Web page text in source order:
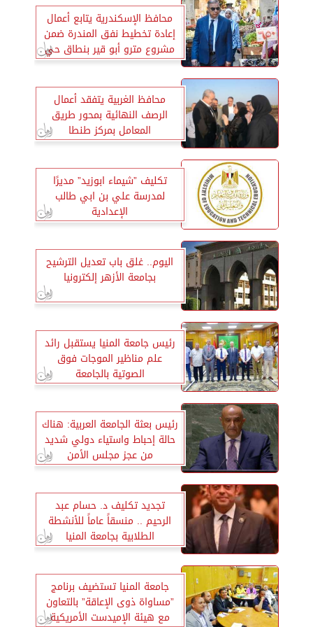
محافظ الإسكندرية يتابع أعمال
إعادة تخطيط نفق المندرة ضمن
مشروع مترو أبو قير بنطاق حي
منتزه ثان
محافظ الغربية يتفقد أعمال
الرصف النهائية بمحور طريق
المعامل بمركز طنطا
تكليف ”شيماء ابوزيد” مديرًا
لمدرسة علي بن ابي طالب
الإعدادية
اليوم.. غلق باب تعديل الترشيح
بجامعة الأزهر إلكترونيا
رئيس جامعة المنيا يستقبل رائد
علم مناظير الموجات فوق
الصوتية بالجامعة
رئيس بعثة الجامعة العربية: هناك
حالة إحباط واستياء دولي شديد
من عجز مجلس الأمن
تجديد تكليف د. حسام عبد
الرحيم .. منسقاً عاماً للأنشطة
الطلابية بجامعة المنيا
جامعة المنيا تستضيف برنامج
”مساواة ذوى الإعاقة” بالتعاون
مع هيئة الإميدست الأمريكية